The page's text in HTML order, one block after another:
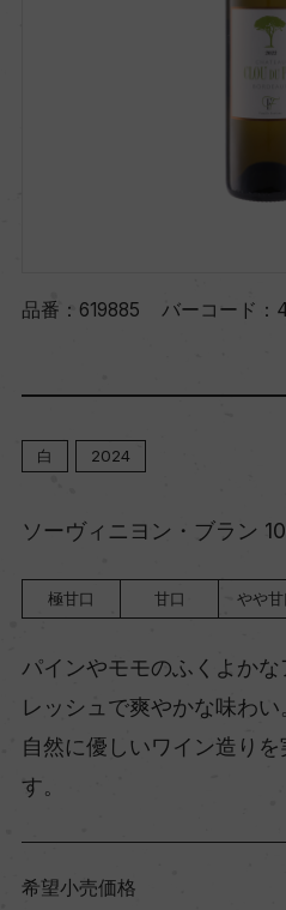
品番： 619885 バーコード：
白 2024
ソーヴィニヨン・ブラン
極甘口 甘口 やや甘
パインやモモのふくよか
レッシュで爽やかな味わ
自然に優しいワイン造り
す。
希望小売価格